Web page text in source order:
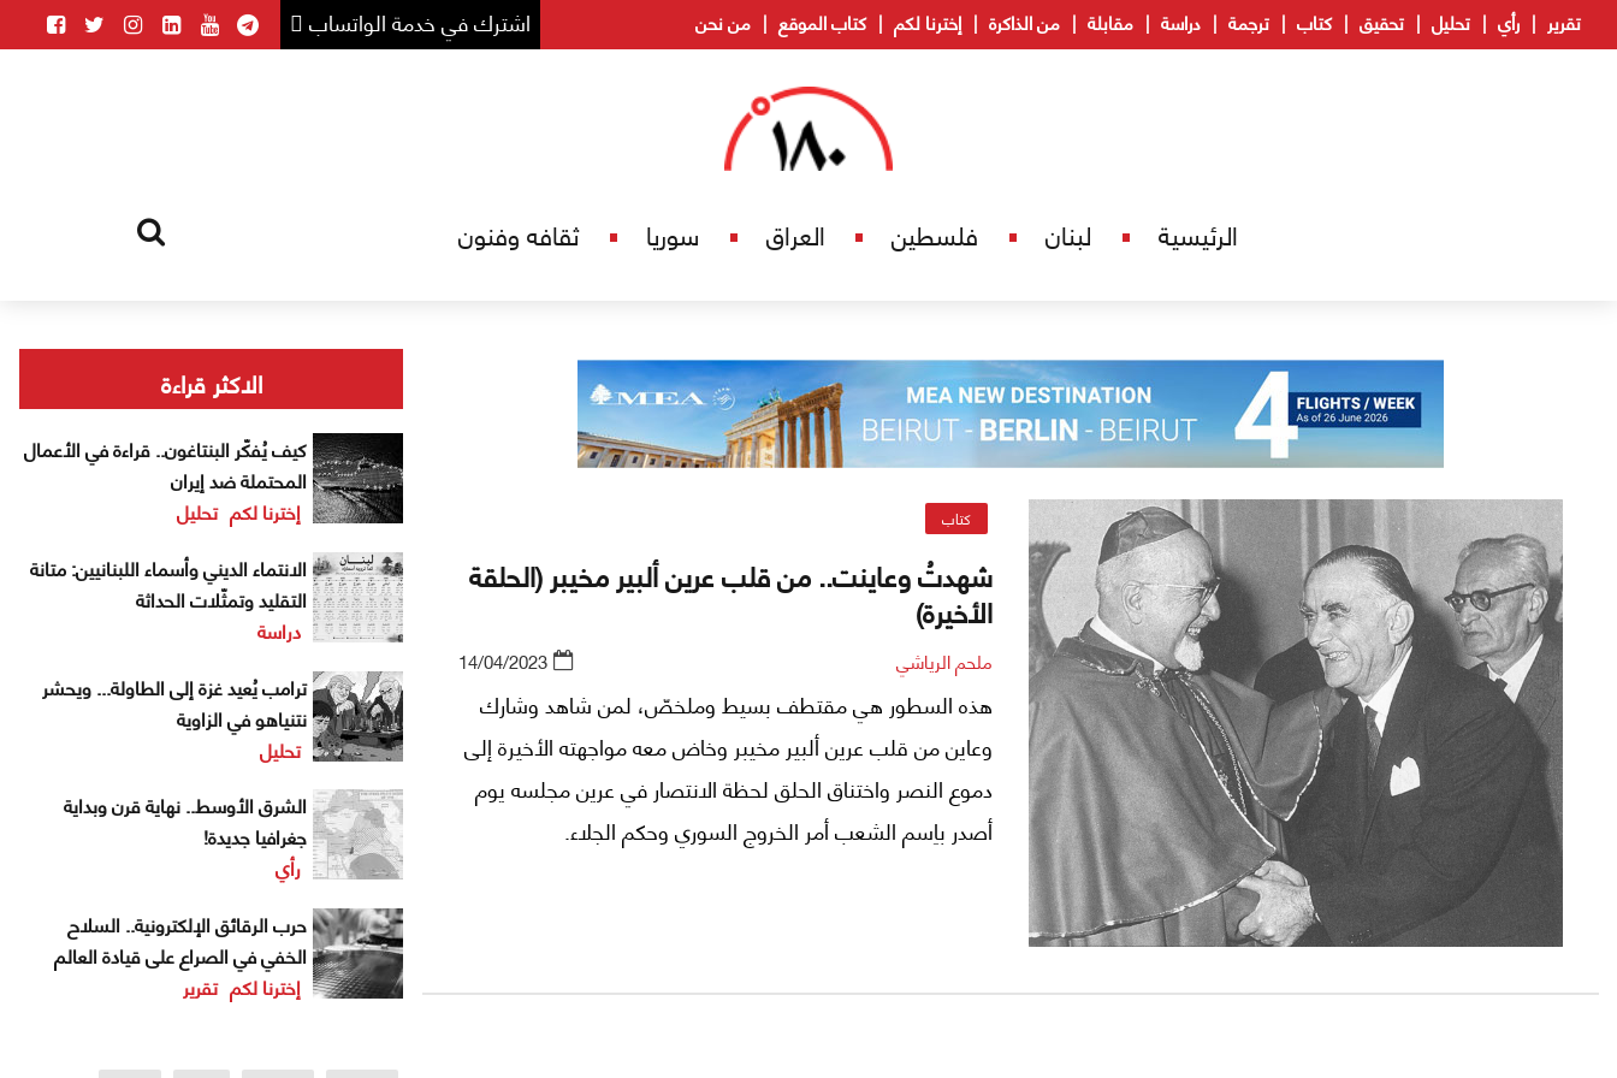
اشترك في خدمة الواتساب تقرير رأي تحليل تحقيق كتاب ترجمة دراسة مقابلة من الذاكرة إخترنا لكم كتاب الموقع من نحن
الرئيسية لبنان فلسطين العراق سوريا ثقافه وفنون
كتاب
شهدتُ وعاينت.. من قلب عرين ألبير مخيبر (الحلقة
الأخيرة)
ملحم الرياشي 14/04/2023
هذه السطور هي مقتطف بسيط وملخصّ، لمن شاهد وشارك
وعاين من قلب عرين ألبير مخيبر وخاض معه مواجهته الأخيرة إلى
دموع النصر واختناق الحلق لحظة الانتصار في عرين مجلسه يوم
أصدر باِسم الشعب أمر الخروج السوري وحكم الجلاء.
الاكثر قراءة
كيف يُفكّر البنتاغون.. قراءة في الأعمال
المحتملة ضد إيران
إخترنا لكم تحليل
الانتماء الديني وأسماء اللبنانيين: متانة
التقليد وتمثّلات الحداثة
دراسة
ترامب يُعيد غزة إلى الطاولة... ويحشر
نتنياهو في الزاوية
تحليل
الشرق الأوسط.. نهاية قرن وبداية
جغرافيا جديدة!
رأي
حرب الرقائق الإلكترونية.. السلاح
الخفي في الصراع على قيادة العالم
إخترنا لكم تقرير